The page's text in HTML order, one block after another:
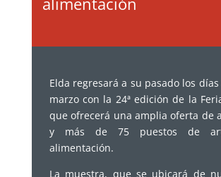
Elda regresará a su pasado los
marzo con la 24ª edición de la
que ofrecerá una amplia oferta de
y más de 75 puestos de
alimentación.
La muestra, que se ubicará de